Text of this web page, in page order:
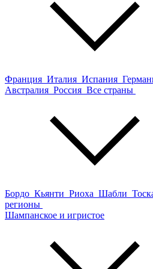
Франция Италия Испания
Австралия Россия Все страны
Бордо Кьянти Риоха Шабли
регионы
Шампанское и игристое